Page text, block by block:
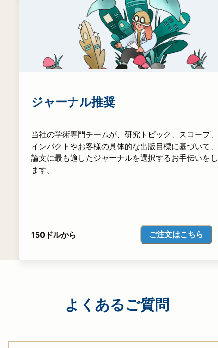
ジャーナル推奨
当社の学術専門チームが、研究トピック、スコープ、
インパクトやお客様の具体的な出版目標に基づいて、
論文に最も適したジャーナルを選択するお手伝いをし
ます。
150ドルから ご注文はこちら
よくあるご質問